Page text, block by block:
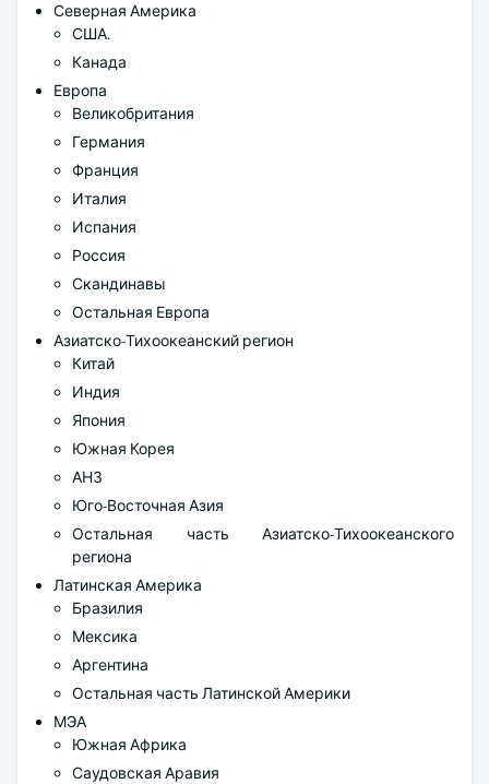
Северная Америка
США.
Канада
Европа
Великобритания
Германия
Франция
Италия
Испания
Россия
Скандинавы
Остальная Европа
Азиатско-Тихоокеанский регион
Китай
Индия
Япония
Южная Корея
АНЗ
Юго-Восточная Азия
Остальная часть Азиатско-Тихоокеанского
региона
Латинская Америка
Бразилия
Мексика
Аргентина
Остальная часть Латинской Америки
МЭА
Южная Африка
Саудовская Аравия